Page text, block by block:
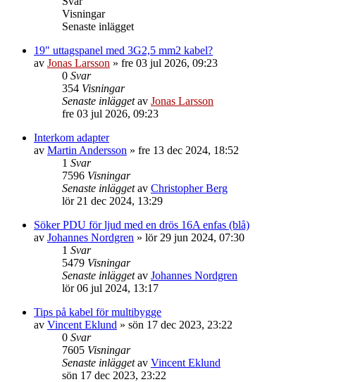
Visningar
Senaste inlägget
19" uttagspanel med 3G2,5 mm2 kabel?
av Jonas Larsson » fre 03 jul 2026, 09:23
0 Svar
354 Visningar
Senaste inläggetav Jonas Larsson
fre 03 jul 2026, 09:23
Interkom adapter
av Martin Andersson » fre 13 dec 2024, 18:52
1 Svar
7596 Visningar
Senaste inläggetav Christopher Berg
lör 21 dec 2024, 13:29
Söker PDU för ljud med en drös 16A enfas (blå)
av Johannes Nordgren » lör 29 jun 2024, 07:30
1 Svar
5479 Visningar
Senaste inläggetav Johannes Nordgren
lör 06 jul 2024, 13:17
Tips på kabel för multibygge
av Vincent Eklund » sön 17 dec 2023, 23:22
0 Svar
7605 Visningar
Senaste inläggetav Vincent Eklund
sön 17 dec 2023, 23:22